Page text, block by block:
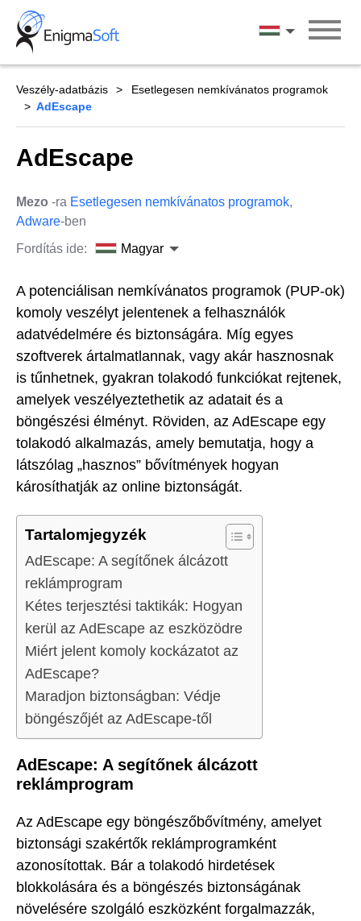
Skip
content
Magyar
Veszély-adatbázis
Esetlegesen nemkívánatos programok
AdEscape
AdEscape
Mezo -ra Esetlegesen nemkívánatos programok,
Adware-ben
Fordítás ide:
Magyar
A potenciálisan nemkívánatos programok (PUP-ok)
komoly veszélyt jelentenek a felhasználók
adatvédelmére és biztonságára. Míg egyes
szoftverek ártalmatlannak, vagy akár hasznosnak
is tűnhetnek, gyakran tolakodó funkciókat rejtenek,
amelyek veszélyeztethetik az adatait és a
böngészési élményt. Röviden, az AdEscape egy
tolakodó alkalmazás, amely bemutatja, hogy a
látszólag „hasznos” bővítmények hogyan
károsíthatják az online biztonságát.
Tartalomjegyzék
AdEscape: A segítőnek álcázott
reklámprogram
Kétes terjesztési taktikák: Hogyan
kerül az AdEscape az eszközödre
Miért jelent komoly kockázatot az
AdEscape?
Maradjon biztonságban: Védje
böngészőjét az AdEscape-től
AdEscape: A segítőnek álcázott
reklámprogram
Az AdEscape egy böngészőbővítmény, amelyet
biztonsági szakértők reklámprogramként
azonosítottak. Bár a tolakodó hirdetések
blokkolására és a böngészés biztonságának
növelésére szolgáló eszközként forgalmazzák,